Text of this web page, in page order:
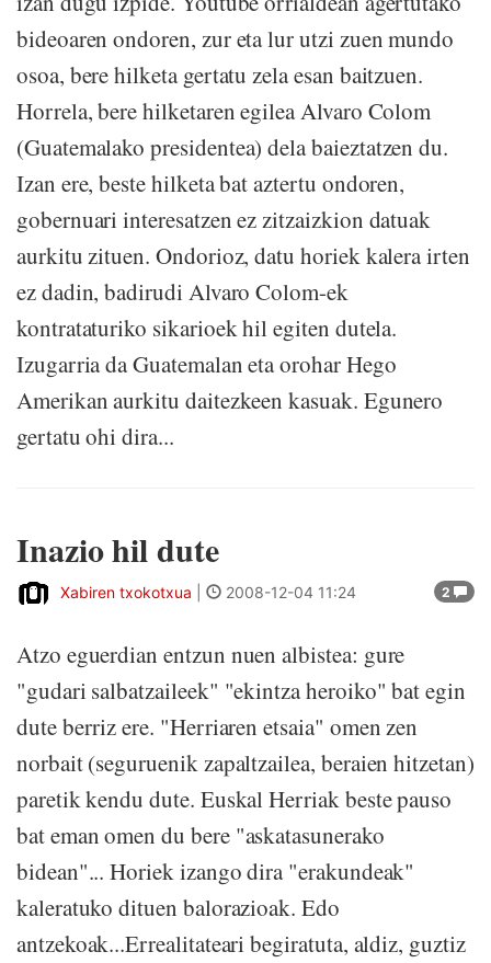
bideoaren ondoren, zur eta lur utzi zuen mundo
osoa, bere hilketa gertatu zela esan baitzuen.
Horrela, bere hilketaren egilea Alvaro Colom
(Guatemalako presidentea) dela baieztatzen du.
Izan ere, beste hilketa bat aztertu ondoren,
gobernuari interesatzen ez zitzaizkion datuak
aurkitu zituen. Ondorioz, datu horiek kalera irten
ez dadin, badirudi Alvaro Colom-ek
kontrataturiko sikarioek hil egiten dutela.
Izugarria da Guatemalan eta orohar Hego
Amerikan aurkitu daitezkeen kasuak. Egunero
gertatu ohi dira...
Inazio hil dute
2
Xabiren txokotxua 2008-12-04 11:24
Atzo eguerdian entzun nuen albistea: gure
"gudari salbatzaileek" "ekintza heroiko" bat egin
dute berriz ere. "Herriaren etsaia" omen zen
norbait (seguruenik zapaltzailea, beraien hitzetan)
paretik kendu dute. Euskal Herriak beste pauso
bat eman omen du bere "askatasunerako
bidean"... Horiek izango dira "erakundeak"
kaleratuko dituen balorazioak. Edo
antzekoak...Errealitateari begiratuta, aldiz, guztiz